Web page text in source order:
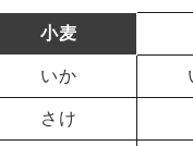
小麦
いか
さけ